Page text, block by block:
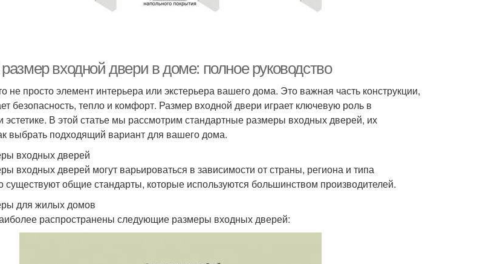
входной двери в доме: полное руководство
не просто элемент интерьера или экстерьера вашего дома. Это важная часть конструкции,
безопасность, тепло и комфорт. Размер входной двери играет ключевую роль в
эстетике. В этой статье мы рассмотрим стандартные размеры входных дверей, их
выбрать подходящий вариант для вашего дома.
входных дверей
входных дверей могут варьироваться в зависимости от страны, региона и типа
существуют общие стандарты, которые используются большинством производителей.
для жилых домов
распространены следующие размеры входных дверей: